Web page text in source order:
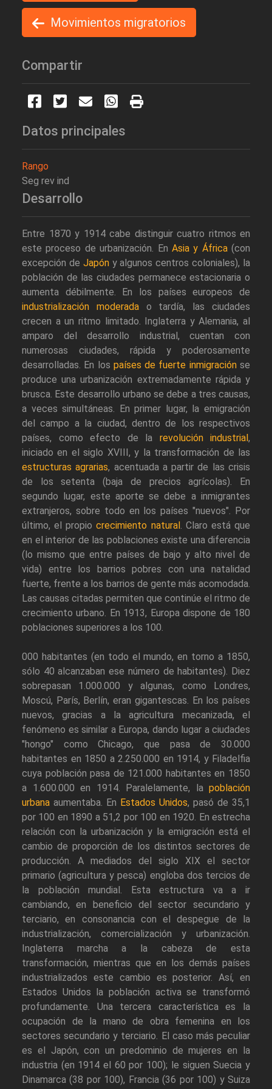
Movimientos migratorios
Compartir
Datos principales
Rango
Seg rev ind
Desarrollo
Entre 1870 y 1914 cabe distinguir cuatro ritmos en
este proceso de urbanización. En Asia y África(con
excepción de Japóny algunos centros coloniales), la
población de las ciudades permanece estacionaria o
aumenta débilmente. En los países europeos de
industrialización moderadao tardía, las ciudades
crecen a un ritmo limitado. Inglaterra y Alemania, al
amparo del desarrollo industrial, cuentan con
numerosas ciudades, rápida y poderosamente
desarrolladas. En los países de fuerte inmigraciónse
produce una urbanización extremadamente rápida y
brusca. Este desarrollo urbano se debe a tres causas,
a veces simultáneas. En primer lugar, la emigración
del campo a la ciudad, dentro de los respectivos
países, como efecto de la revolución industrial ,
iniciado en el siglo XVIII, y la transformación de las
estructuras agrarias, acentuada a partir de las crisis
de los setenta (baja de precios agrícolas). En
segundo lugar, este aporte se debe a inmigrantes
extranjeros, sobre todo en los países "nuevos". Por
último, el propiocrecimiento natural . Claro está que
en el interior de las poblaciones existe una diferencia
(lo mismo que entre países de bajo y alto nivel de
vida) entre los barrios pobres con una natalidad
fuerte, frente a los barrios de gente más acomodada.
Las causas citadas permiten que continúe el ritmo de
crecimiento urbano. En 1913, Europa dispone de 180
poblaciones superiores a los 100.
000 habitantes (en todo el mundo, en torno a 1850,
sólo 40 alcanzaban ese número de habitantes). Diez
sobrepasan 1.000.000 y algunas, como Londres,
Moscú, París, Berlín, eran gigantescas. En los países
nuevos, gracias a la agricultura mecanizada, el
fenómeno es similar a Europa, dando lugar a ciudades
"hongo" como Chicago, que pasa de 30.000
habitantes en 1850 a 2.250.000 en 1914, y Filadelfia
cuya población pasa de 121.000 habitantes en 1850
a 1.600.000 en 1914. Paralelamente, la población
urbana aumentaba. En Estados Unidos, pasó de 35,1
por 100 en 1890 a 51,2 por 100 en 1920. En estrecha
relación con la urbanización y la emigración está el
cambio de proporción de los distintos sectores de
producción. A mediados del siglo XIX el sector
primario (agricultura y pesca) engloba dos tercios de
la población mundial. Esta estructura va a ir
cambiando, en beneficio del sector secundario y
terciario, en consonancia con el despegue de la
industrialización, comercialización y urbanización.
Inglaterra marcha a la cabeza de esta
transformación, mientras que en los demás países
industrializados este cambio es posterior. Así, en
Estados Unidos la población activa se transformó
profundamente. Una tercera característica es la
ocupación de la mano de obra femenina en los
sectores secundario y terciario. El caso más peculiar
es el Japón, con un predominio de mujeres en la
industria (en 1914 el 60 por 100); le siguen Suecia y
Dinamarca (38 por 100), Francia (36 por 100) y Suiza